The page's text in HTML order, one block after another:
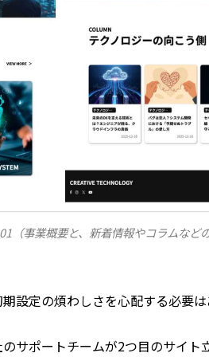
（事業概要と、新着情報やコラムなど
設定の煩わしさを心配する必要は
サポートチームが2つ目のサイト